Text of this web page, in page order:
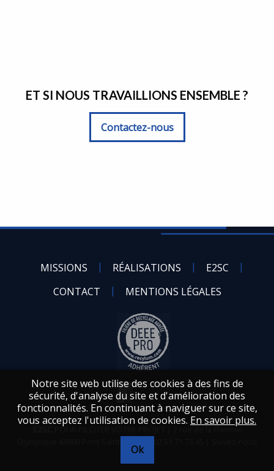
ET SI NOUS TRAVAILLIONS ENSEMBLE ?
Contactez-nous
MISSIONS RÉALISATIONS
E2SC
CONTACT
MENTIONS LÉGALES
2 rue de la Flamme
sur
Notre site web utilise des cookies à des fins de
sécurité, d'analyse du site et d'amélioration des
fonctionnalités. En continuant à naviguer sur ce site,
vous acceptez l'utilisation de cookies. En savoir plus.
Ok